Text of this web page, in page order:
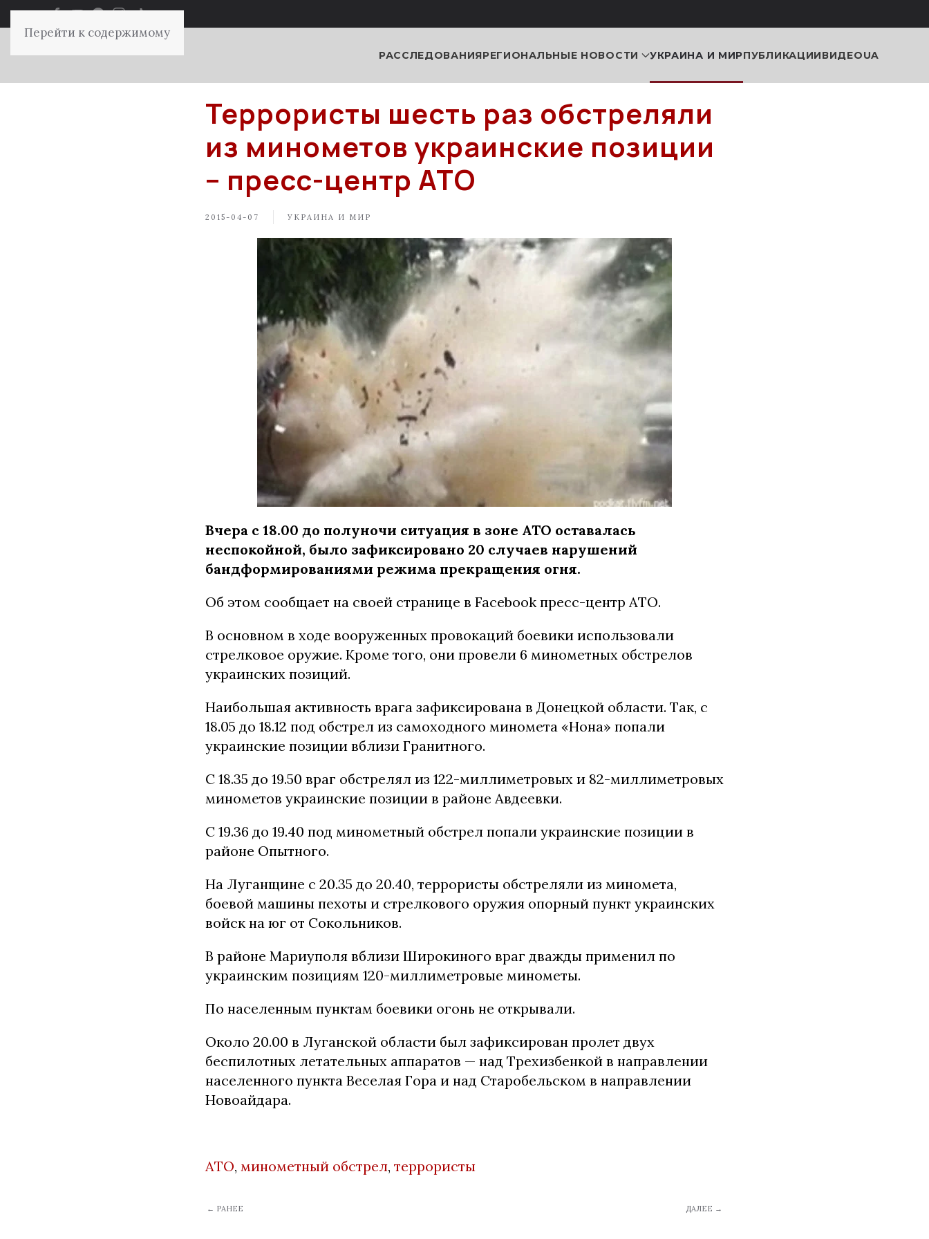
Перейти к содержимому
РАССЛЕДОВАНИЯРЕГИОНАЛЬНЫЕ НОВОСТИ УКРАИНА И МИРПУБЛИКАЦИИВИДЕОUA
Террористы шесть раз обстреляли
из минометов украинские позиции
– пресс-центр АТО
2015-04-07 УКРАИНА И МИР
Вчера с 18.00 до полуночи ситуация в зоне АТО оставалась
неспокойной, было зафиксировано 20 случаев нарушений
бандформированиями режима прекращения огня.
Об этом сообщает на своей странице в Facebook пресс-центр АТО.
В основном в ходе вооруженных провокаций боевики использовали
стрелковое оружие. Кроме того, они провели 6 минометных обстрелов
украинских позиций.
Наибольшая активность врага зафиксирована в Донецкой области. Так, с
18.05 до 18.12 под обстрел из самоходного миномета «Нона» попали
украинские позиции вблизи Гранитного.
С 18.35 до 19.50 враг обстрелял из 122-миллиметровых и 82-миллиметровых
минометов украинские позиции в районе Авдеевки.
С 19.36 до 19.40 под минометный обстрел попали украинские позиции в
районе Опытного.
На Луганщине с 20.35 до 20.40, террористы обстреляли из миномета,
боевой машины пехоты и стрелкового оружия опорный пункт украинских
войск на юг от Сокольников.
В районе Мариуполя вблизи Широкиного враг дважды применил по
украинским позициям 120-миллиметровые минометы.
По населенным пунктам боевики огонь не открывали.
Около 20.00 в Луганской области был зафиксирован пролет двух
беспилотных летательных аппаратов — над Трехизбенкой в направлении
населенного пункта Веселая Гора и над Старобельском в направлении
Новоайдара.
АТО, минометный обстрел, террористы
← РАНЕЕ ДАЛЕЕ →